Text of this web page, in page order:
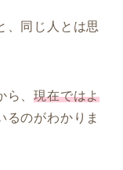
、同じ人とは思
ら、現在ではよ
るのがわかりま